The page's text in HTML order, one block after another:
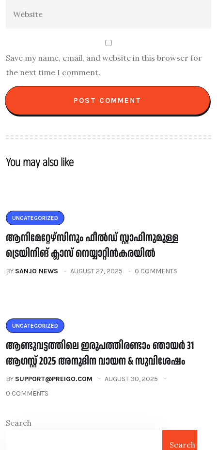
Save my name, email, and website in this browser for
the next time I comment.
You may also like
UNCATEGORIZED
ആനിമേറ്റേഴ്‌സിനും ഫീൽഡ് സ്റ്റാഫിനുമുള്ള
ട്രെയിനിങ് ക്ലാസ് നെയ്യാറ്റിൻകരയിൽ‌
BY SANJO NEWS AUGUST 27, 2025 0 COMMENTS
UNCATEGORIZED
ആണ്ടുവട്ടത്തിലെ ഇരുപത്തിരണ്ടാം ഞായർ 31
ആഗസ്റ്റ് 2025 അനുദിന വായന & സുവിശേഷം
BY SUPPORT@PREIGO.COM
AUGUST 30, 2025
0 COMMENTS
Search
Search